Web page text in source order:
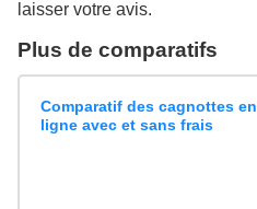
laisser votre avis.
Plus de comparatifs
Comparatif des cagnottes en
ligne avec et sans frais